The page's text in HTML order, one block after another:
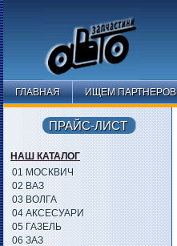
ГЛАВНАЯ ИЩЕМ ПАРТНЕРОВ
ПРАЙС-ЛИСТ
НАШ КАТАЛОГ
01 МОСКВИЧ
02 ВАЗ
03 ВОЛГА
04 АКСЕСУАРИ
05 ГАЗЕЛЬ
06 ЗАЗ